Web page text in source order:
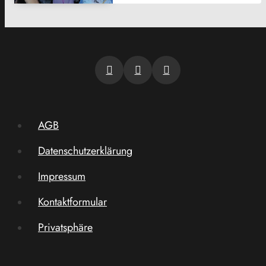
AGB
Datenschutzerklärung
Impressum
Kontaktformular
Privatsphäre